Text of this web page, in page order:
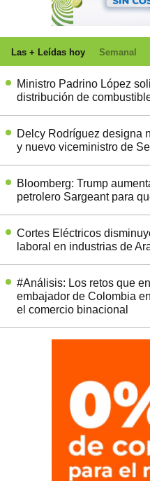
Las + Leídas hoy Semanal
Ministro Padrino López
distribución de
Delcy Rodríguez designa
y nuevo viceministro de
Bloomberg: Trump
petrolero Sargeant para
Cortes Eléctricos
laboral en industrias de
#Análisis: Los retos que
embajador de Colombia
el comercio binacional